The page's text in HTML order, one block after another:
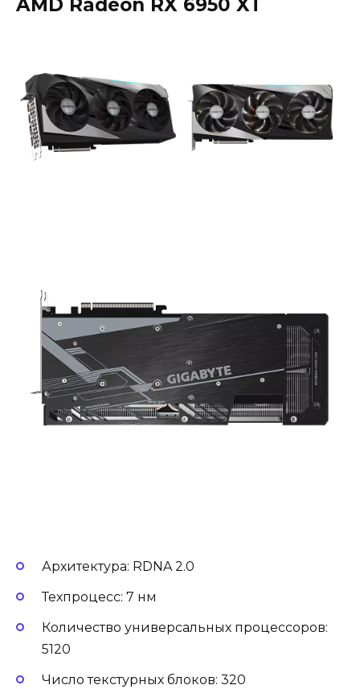
AMD Radeon RX 6950 XT
Архитектура: RDNA 2.0
Техпроцесс: 7 нм
Количество универсальных процессоров:
5120
Число текстурных блоков: 320